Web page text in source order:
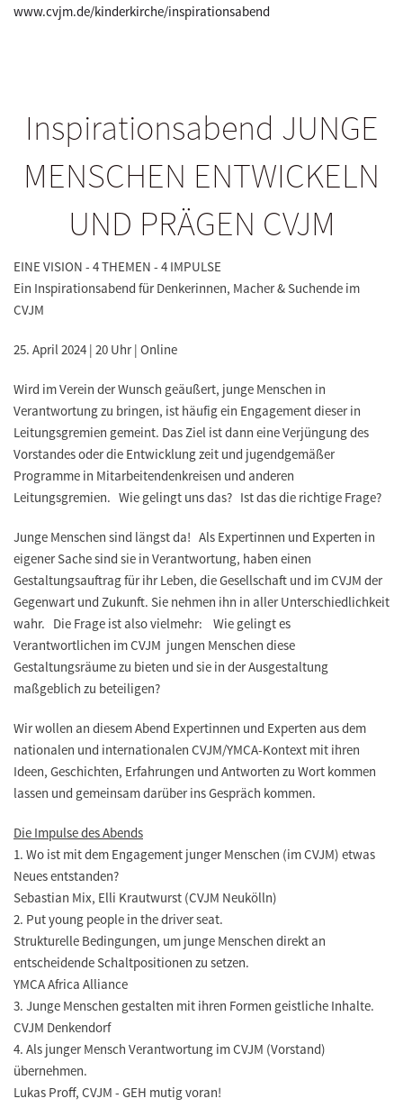
www.cvjm.de/kinderkirche/inspirationsabend
Inspirationsabend JUNGE
MENSCHEN ENTWICKELN
UND PRÄGEN CVJM
EINE VISION - 4 THEMEN - 4 IMPULSE
Ein Inspirationsabend für Denkerinnen, Macher & Suchende im
CVJM
25. April 2024 | 20 Uhr | Online
Wird im Verein der Wunsch geäußert, junge Menschen in
Verantwortung zu bringen, ist häufig ein Engagement dieser in
Leitungsgremien gemeint. Das Ziel ist dann eine Verjüngung des
Vorstandes oder die Entwicklung zeit und jugendgemäßer
Programme in Mitarbeitendenkreisen und anderen
Leitungsgremien. Wie gelingt uns das? Ist das die richtige Frage?
Junge Menschen sind längst da! Als Expertinnen und Experten in
eigener Sache sind sie in Verantwortung, haben einen
Gestaltungsauftrag für ihr Leben, die Gesellschaft und im CVJM der
Gegenwart und Zukunft. Sie nehmen ihn in aller Unterschiedlichkeit
wahr. Die Frage ist also vielmehr: Wie gelingt es
Verantwortlichen im CVJM jungen Menschen diese
Gestaltungsräume zu bieten und sie in der Ausgestaltung
maßgeblich zu beteiligen?
Wir wollen an diesem Abend Expertinnen und Experten aus dem
nationalen und internationalen CVJM/YMCA-Kontext mit ihren
Ideen, Geschichten, Erfahrungen und Antworten zu Wort kommen
lassen und gemeinsam darüber ins Gespräch kommen.
Die Impulse des Abends
1. Wo ist mit dem Engagement junger Menschen (im CVJM) etwas
Neues entstanden?
Sebastian Mix, Elli Krautwurst (CVJM Neukölln)
2. Put young people in the driver seat.
Strukturelle Bedingungen, um junge Menschen direkt an
entscheidende Schaltpositionen zu setzen.
YMCA Africa Alliance
3. Junge Menschen gestalten mit ihren Formen geistliche Inhalte.
CVJM Denkendorf
4. Als junger Mensch Verantwortung im CVJM (Vorstand)
übernehmen.
Lukas Proff, CVJM - GEH mutig voran!